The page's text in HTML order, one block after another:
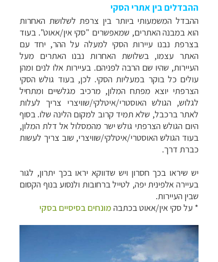
ההבדלים בין אתרי הסקי
ההבדל המשמעותי ביותר בין צרפת לשלושת האחרות
הוא במבנה האתרים, שמאפשרים "סקי אין/אאוט". בעוד
בצרפת נבנו עיירות הסקי למעלה על ההר, יחד עם
האתר עצמו, בשלושת האחרות נבנו האתרים מעל
העיירות, שהיו שם הרבה לפניהם. בעיירות אלו לנים ומהן
עולים כל בוקר במעליות הסקי. לכן, בעוד גולש הסקי
הצרפתי יוצא מפתח המלון, מרכיב מגלשיים ומתחיל
לגלוש, הגולש האוסטרי/איטלקי/שוויצרי צריך לעלות
לאתר ברכבל, שלא תמיד קרוב למקום הלינה שלו. בסוף
היום הגולש הצרפתי גולש ישר מהמסלול אל דלת המלון,
בעוד הגולש האוסטרי/איטלקי/שוויצרי, שוב צריך לעשות
כברת דרך.
יש שיראו בכך חסרון ויש שדווקא יראו בכך יתרון, לגור
בעיירה אלפינית יפה, לטייל ברחובות ולנסוע בנוף הקסום
שבין העיירות.
* על סקי אין/אאוט בכתבה מונחים בסיסיים בסקי